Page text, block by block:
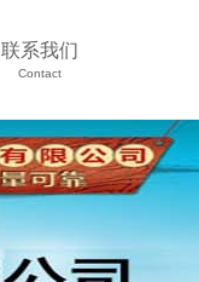
联系我们
Contact